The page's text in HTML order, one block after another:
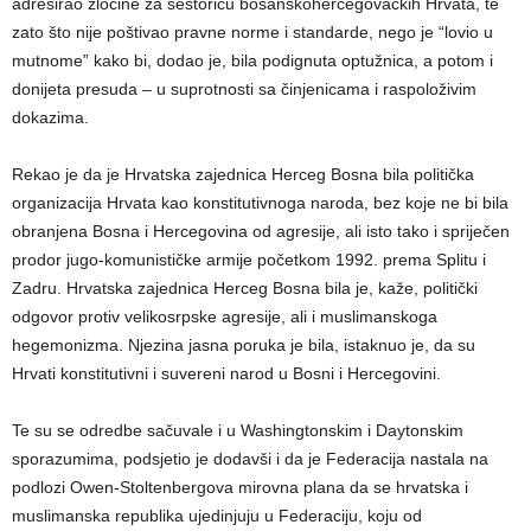
adresirao zločine za šestoricu bosanskohercegovačkih Hrvata, te
zato što nije poštivao pravne norme i standarde, nego je “lovio u
mutnome” kako bi, dodao je, bila podignuta optužnica, a potom i
donijeta presuda – u suprotnosti sa činjenicama i raspoloživim
dokazima.
Rekao je da je Hrvatska zajednica Herceg Bosna bila politička
organizacija Hrvata kao konstitutivnoga naroda, bez koje ne bi bila
obranjena Bosna i Hercegovina od agresije, ali isto tako i spriječen
prodor jugo-komunističke armije početkom 1992. prema Splitu i
Zadru. Hrvatska zajednica Herceg Bosna bila je, kaže, politički
odgovor protiv velikosrpske agresije, ali i muslimanskoga
hegemonizma. Njezina jasna poruka je bila, istaknuo je, da su
Hrvati konstitutivni i suvereni narod u Bosni i Hercegovini.
Te su se odredbe sačuvale i u Washingtonskim i Daytonskim
sporazumima, podsjetio je dodavši i da je Federacija nastala na
podlozi Owen-Stoltenbergova mirovna plana da se hrvatska i
muslimanska republika ujedinjuju u Federaciju, koju od